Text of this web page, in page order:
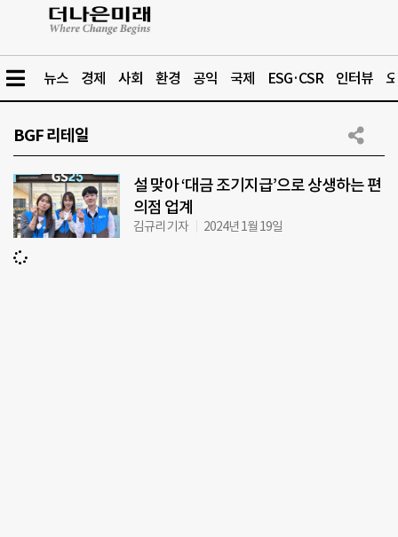
뉴스 경제 사회 환경 공익 국제 ESG·CSR 인터뷰
BGF 리테일
설 맞아 ‘대금 조기지급’으로 상생하는 편
의점 업계
김규리 기자 2024년 1월 19일